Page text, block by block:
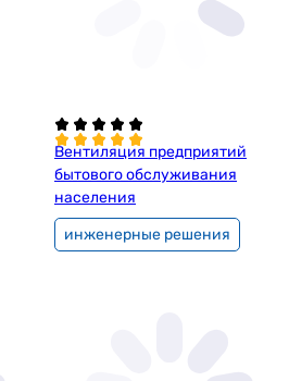
Вентиляция предприятий
бытового обслуживания
населения
инженерные решения